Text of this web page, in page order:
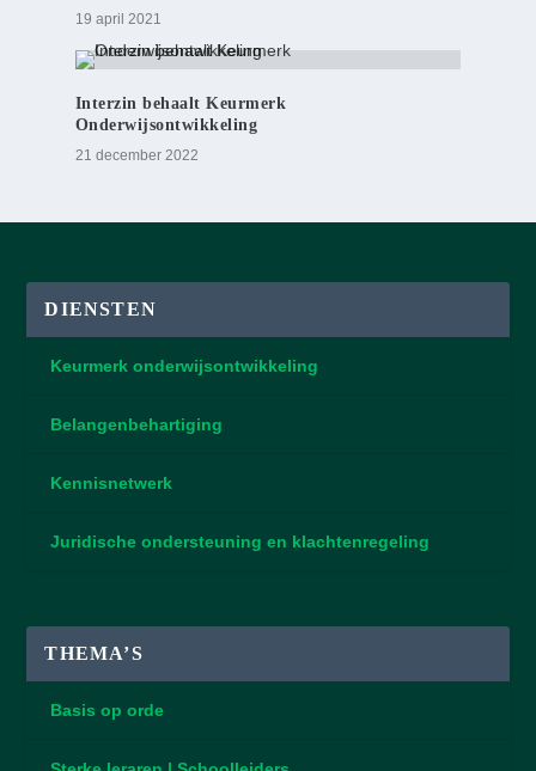
19 april 2021
Interzin behaalt Keurmerk
Onderwijsontwikkeling
21 december 2022
DIENSTEN
Keurmerk onderwijsontwikkeling
Belangenbehartiging
Kennisnetwerk
Juridische ondersteuning en klachtenregeling
THEMA’S
Basis op orde